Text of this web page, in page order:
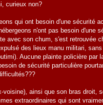
curieux non?
qui ont besoin d'une sécurité
n'ont pas besoin d'une
avec son chum, s'est retrouvée
des lieux manu militari,
Aucune plainte policière par
de sécurité particulière
ainsi que son bras droit,
extraordinaires qui sont